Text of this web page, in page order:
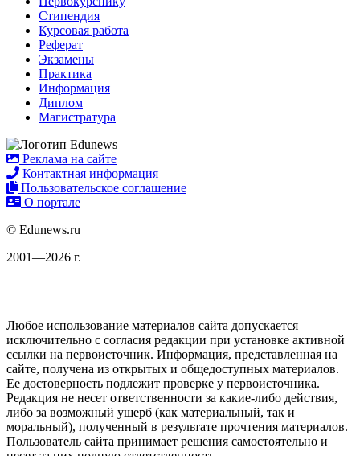
Стипендия
Курсовая работа
Реферат
Экзамены
Практика
Информация
Диплом
Магистратура
Реклама на сайте
Контактная информация
Пользовательское соглашение
О портале
© Edunews.ru
2001—2026 г.
Любое использование материалов сайта допускается
исключительно с согласия редакции при установке активной
ссылки на первоисточник. Информация, представленная на
сайте, получена из открытых и общедоступных материалов.
Ее достоверность подлежит проверке у первоисточника.
Редакция не несет ответственности за какие-либо действия,
либо за возможный ущерб (как материальный, так и
моральный), полученный в результате прочтения материалов.
Пользователь сайта принимает решения самостоятельно и